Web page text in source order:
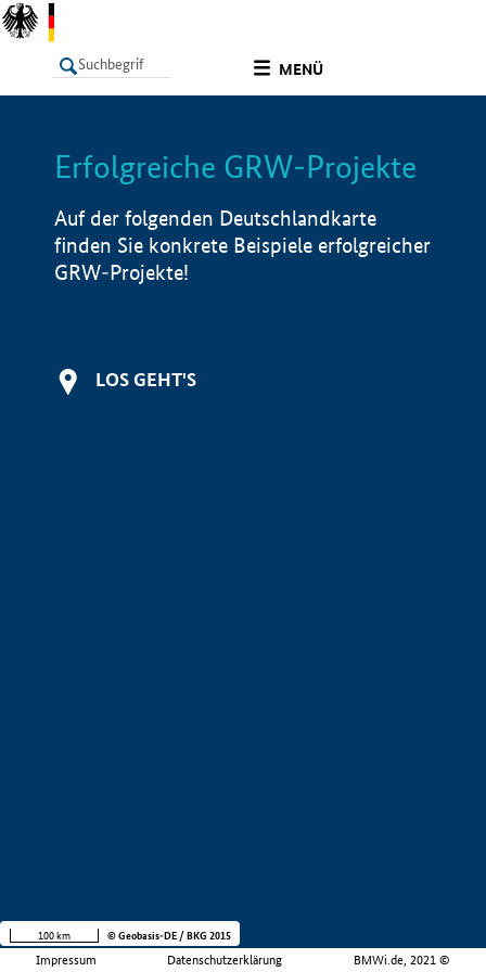
MENÜ
LISTE Info
Erfolgreiche GRW-Projekte
Auf der folgenden Deutschlandkarte
finden Sie konkrete Beispiele erfolgreicher
GRW-Projekte!
LOS GEHT'S
Impressum Datenschutzerklärung BMWi.de, 2021 ©
100 km © Geobasis-DE / BKG 2015